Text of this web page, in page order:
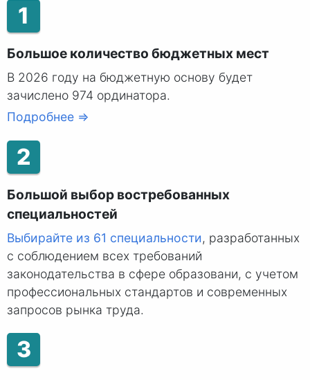
1
Большое количество бюджетных мест
В 2026 году на бюджетную основу будет
зачислено 974 ординатора.
Подробнее ⇒
2
Большой выбор востребованных
специальностей
Выбирайте из 61 специальности, разработанных
с соблюдением всех требований
законодательства в сфере образовани, с учетом
профессиональных стандартов и современных
запросов рынка труда.
3